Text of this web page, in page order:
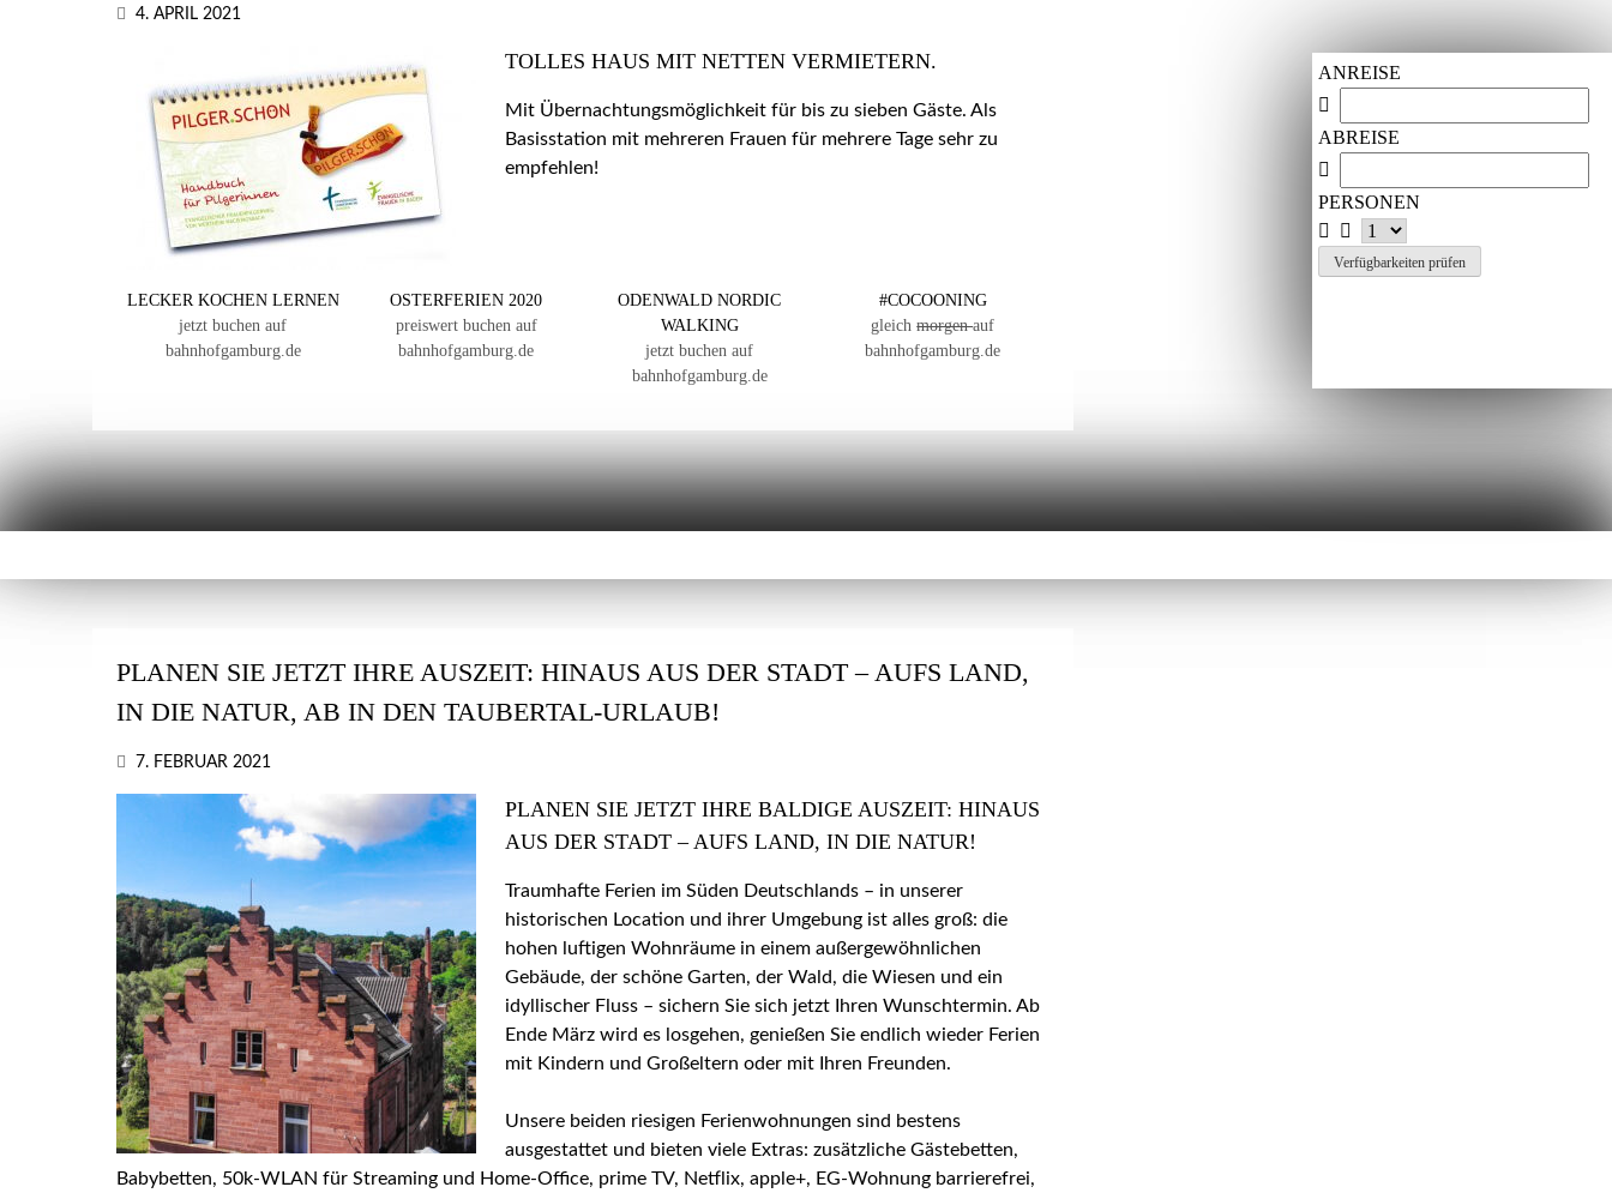
4. APRIL 2021
TOLLES HAUS MIT NETTEN VERMIETERN.
Mit Übernachtungsmöglichkeit für bis zu sieben Gäste. Als
Basisstation mit mehreren Frauen für mehrere Tage sehr zu
empfehlen!
LECKER KOCHEN LERNEN
jetzt buchen auf
bahnhofgamburg.de
OSTERFERIEN 2020
preiswert buchen auf
bahnhofgamburg.de
ODENWALD NORDIC
WALKING
jetzt buchen auf
bahnhofgamburg.de
#COCOONING
gleichmorgenauf
bahnhofgamburg.de
PLANEN SIE JETZT IHRE AUSZEIT: HINAUS AUS DER STADT – AUFS LAND,
IN DIE NATUR, AB IN DEN TAUBERTAL-URLAUB!
7. FEBRUAR 2021
PLANEN SIE JETZT IHRE BALDIGE AUSZEIT: HINAUS
AUS DER STADT – AUFS LAND, IN DIE NATUR!
Traumhafte Ferien im Süden Deutschlands – in unserer
historischen Location und ihrer Umgebung ist alles groß: die
hohen luftigen Wohnräume in einem außergewöhnlichen
Gebäude, der schöne Garten, der Wald, die Wiesen und ein
idyllischer Fluss – sichern Sie sich jetzt Ihren Wunschtermin. Ab
Ende März wird es losgehen, genießen Sie endlich wieder Ferien
mit Kindern und Großeltern oder mit Ihren Freunden.
Unsere beiden riesigen Ferienwohnungen sind bestens
ausgestattet und bieten viele Extras: zusätzliche Gästebetten,
Babybetten, 50k-WLAN für Streaming und Home-Office, prime TV, Netflix, apple+, EG-Wohnung barrierefrei,
ANREISE
ABREISE
PERSONEN
Verfügbarkeiten prüfen